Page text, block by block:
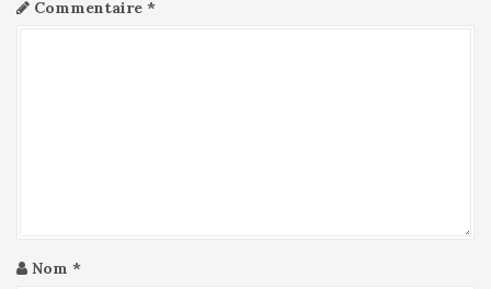
e Commentaire *
Nom *